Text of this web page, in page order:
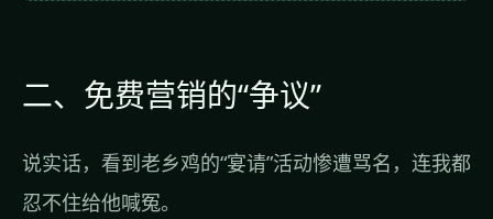
二、免费营销的“争议”
说实话，看到老乡鸡的“宴请”活动惨遭骂名，连我都
忍不住给他喊冤。